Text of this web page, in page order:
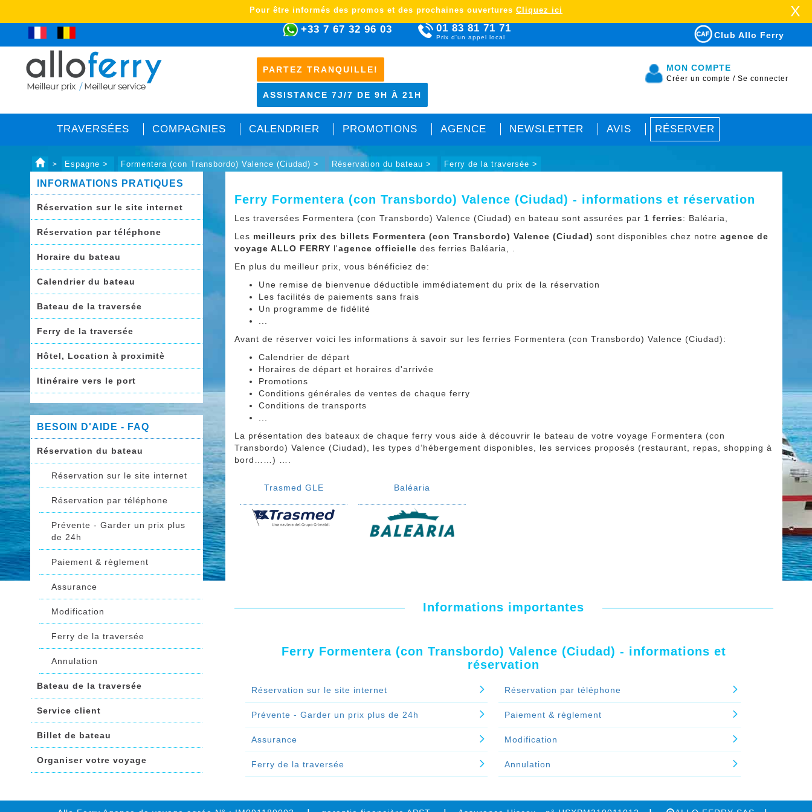
+33 7 67 32 96 03 01 83 81 71 71
Prix d'un appel local Club Allo Ferry
PARTEZ TRANQUILLE!
ASSISTANCE 7J/7 DE 9H À 21H
MON COMPTE
Créer un compte / Se connecter
TRAVERSÉES COMPAGNIES CALENDRIER PROMOTIONS AGENCE NEWSLETTER AVIS RÉSERVER
Pour être informés des promos et des prochaines ouvertures Cliquez ici X
> Espagne > Formentera (con Transbordo) Valence (Ciudad) > Réservation du bateau > Ferry de la traversée >
INFORMATIONS PRATIQUES
Réservation sur le site internet
Réservation par téléphone
Horaire du bateau
Calendrier du bateau
Bateau de la traversée
Ferry de la traversée
Hôtel, Location à proximitè
Itinéraire vers le port
BESOIN D'AIDE - FAQ
Réservation du bateau
Réservation sur le site internet
Réservation par téléphone
Prévente - Garder un prix plus
de 24h
Paiement & règlement
Assurance
Modification
Ferry de la traversée
Annulation
Bateau de la traversée
Service client
Billet de bateau
Organiser votre voyage
Ferry Formentera (con Transbordo) Valence (Ciudad) - informations et réservation
Les traversées Formentera (con Transbordo) Valence (Ciudad) en bateau sont assurées par 1 ferries: Baléaria,
Les meilleurs prix des billets Formentera (con Transbordo) Valence (Ciudad) sont disponibles chez notreagence de
voyage ALLO FERRY l'agence officielle des ferries Baléaria, .
En plus du meilleur prix, vous bénéficiez de:
Une remise de bienvenue déductible immédiatement du prix de la réservation
Les facilités de paiements sans frais
Un programme de fidélité
Avant de réserver voici les informations à savoir sur les ferries Formentera (con Transbordo) Valence (Ciudad):
Calendrier de départ
Horaires de départ et horaires d'arrivée
Promotions
Conditions générales de ventes de chaque ferry
Conditions de transports
La présentation des bateaux de chaque ferry vous aide à découvrir le bateau de votre voyage Formentera (con
Transbordo) Valence (Ciudad), les types d’hébergement disponibles, les services proposés (restaurant, repas, shopping à
bord……) ….
Trasmed GLE Baléaria
Informations importantes
Ferry Formentera (con Transbordo) Valence (Ciudad) - informations et
réservation
Réservation sur le site internet Réservation par téléphone
Prévente - Garder un prix plus de 24h Paiement & règlement
Assurance Modification
Ferry de la traversée Annulation